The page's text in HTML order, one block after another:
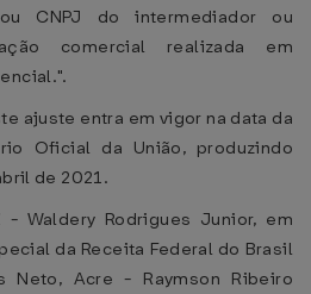
CNPJ do intermediador ou
comercial realizada em
ajuste entra em vigor na data da
Oficial da União, produzindo
de 2021.
- Waldery Rodrigues Junior, em
da Receita Federal do Brasil
Neto, Acre - Raymson Ribeiro